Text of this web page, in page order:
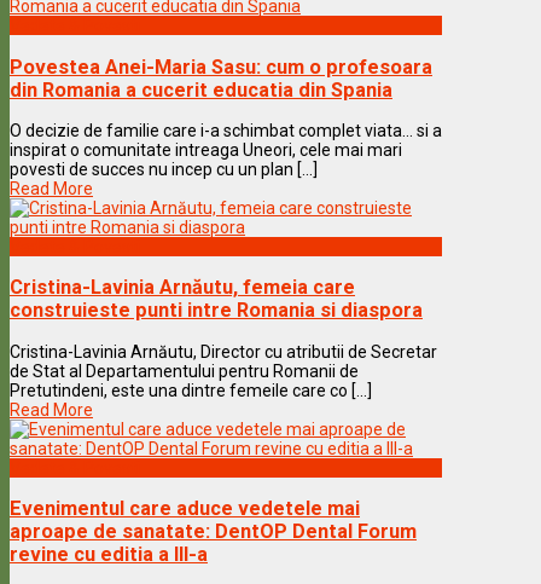
Povestea Anei-Maria Sasu: cum o profesoara
din Romania a cucerit educatia din Spania
O decizie de familie care i-a schimbat complet viata… si a
inspirat o comunitate intreaga Uneori, cele mai mari
povesti de succes nu incep cu un plan [...]
Read More
Cristina-Lavinia Arnăutu, femeia care
construieste punti intre Romania si diaspora
Cristina-Lavinia Arnăutu, Director cu atributii de Secretar
de Stat al Departamentului pentru Romanii de
Pretutindeni, este una dintre femeile care co [...]
Read More
Evenimentul care aduce vedetele mai
aproape de sanatate: DentOP Dental Forum
revine cu editia a III-a